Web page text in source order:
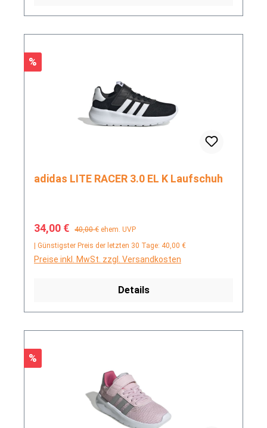
Rabatt
%
adidas LITE RACER 3.0 EL K Laufschuh
Verkaufspreis:
34,00 € Regulärer Preis:
40,00 € ehem. UVP
| Günstigster Preis der letzten 30 Tage: 40,00 €
Preise inkl. MwSt. zzgl. Versandkosten
Details
Rabatt
%